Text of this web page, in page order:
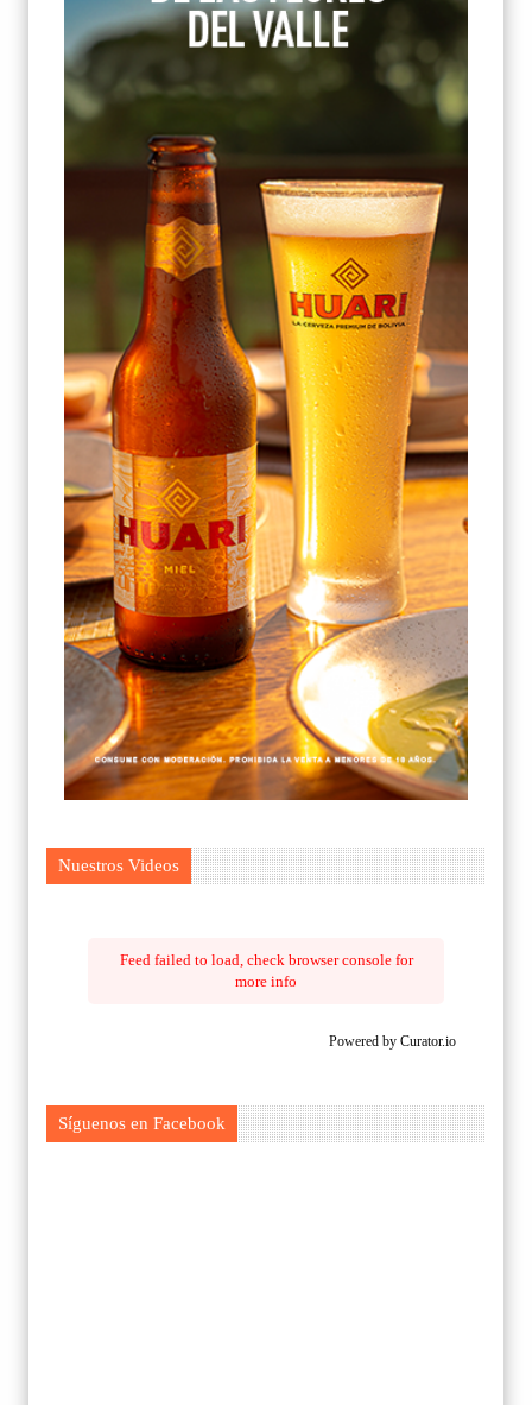
Nuestros Videos
Feed failed to load, check browser console for
more info
Powered by Curator.io
Síguenos en Facebook